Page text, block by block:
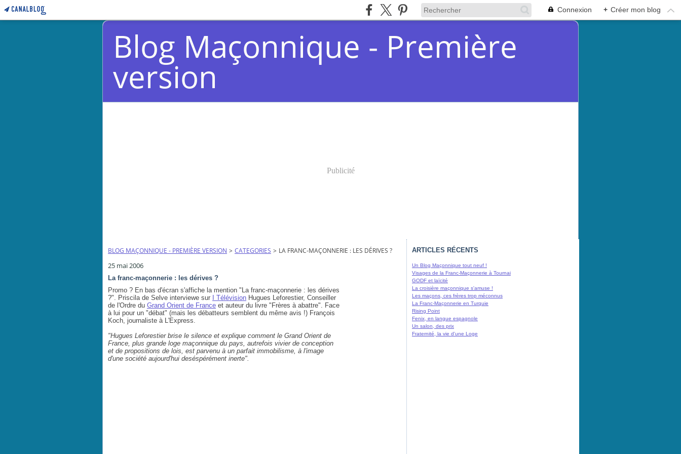
Connexion + Créer mon blog
Blog Maçonnique - Première
version
Publicité
BLOG MAÇONNIQUE - PREMIÈRE VERSION > CATEGORIES > LA FRANC-MAÇONNERIE : LES DÉRIVES ?
25 mai 2006
La franc-maçonnerie : les dérives ?
Promo ? En bas d'écran s'affiche la mention "La franc-maçonnerie : les dérives
?". Priscila de Selve interviewe sur
I Télévision Hugues Leforestier, Conseiller
de l'Ordre du Grand Orient de France et auteur du livre "Frères à abattre". Face
à lui pour un "débat" (mais les débatteurs semblent du même avis !) François
Koch, journaliste à L'Express.
"Hugues Leforestier brise le silence et explique comment le Grand Orient de
France, plus grande loge maçonnique du pays, autrefois vivier de conception
et de propositions de lois, est parvenu à un parfait immobilisme, à l'image
d'une société aujourd'hui deséspérément inerte".
ARTICLES RÉCENTS
Un Blog Maçonnique tout neuf !
Visages de la Franc-Maçonnerie à Tournai
GODF et laïcité
La croisière maçonnique s'amuse !
Les maçons, ces frères trop méconnus
La Franc-Maçonnerie en Turquie
Rising Point
Fenix, en langue espagnole
Un salon, des prix
Fraternité, la vie d'une Loge